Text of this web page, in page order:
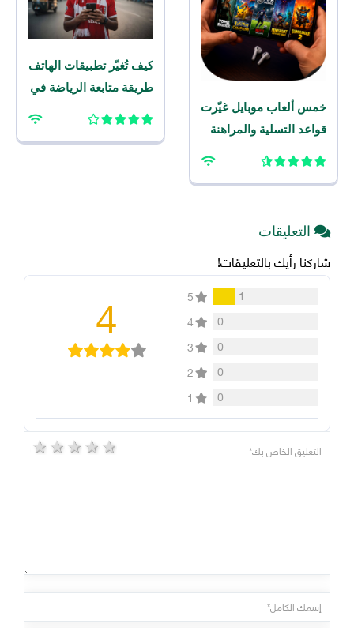
خمس ألعاب موبايل غيّرت
قواعد التسلية والمراهنة
كيف تُغيّر تطبيقات الهاتف
طريقة متابعة الرياضة في
التعليقات
شاركنا رأيك بالتعليقات!
1
5
0
4
0
3
0
2
0
1
4
5 stars 4 stars 3 stars 2 stars 1 star